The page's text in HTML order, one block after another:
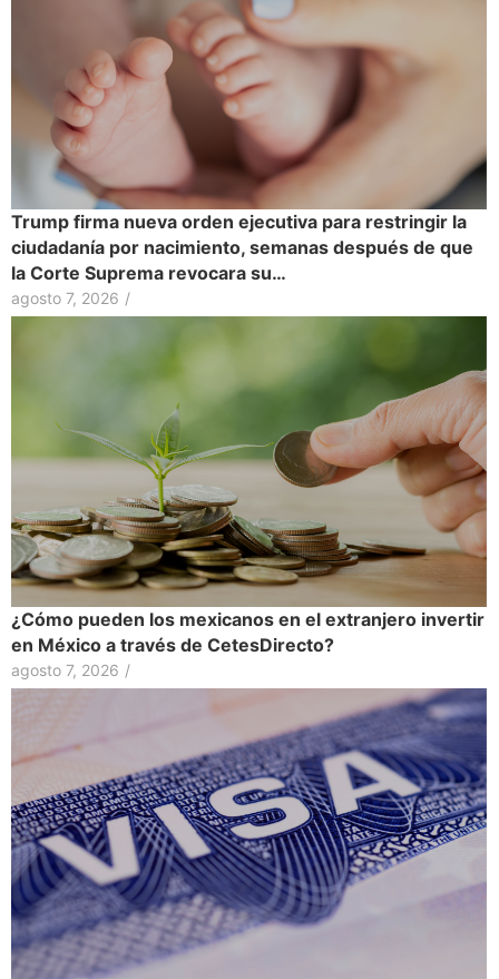
Trump firma nueva orden ejecutiva para restringir la
ciudadanía por nacimiento, semanas después de que
la Corte Suprema revocara su…
agosto 7, 2026 /
¿Cómo pueden los mexicanos en el extranjero invertir
en México a través de CetesDirecto?
agosto 7, 2026 /